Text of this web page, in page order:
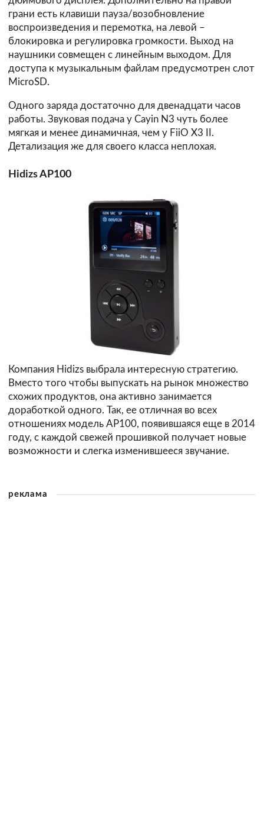
грани есть клавиши пауза/возобновление
воспроизведения и перемотка, на левой –
блокировка и регулировка громкости. Выход на
наушники совмещен с линейным выходом. Для
доступа к музыкальным файлам предусмотрен слот
MicroSD.
Одного заряда достаточно для двенадцати часов
работы. Звуковая подача у Cayin N3 чуть более
мягкая и менее динамичная, чем у FiiO X3 II.
Детализация же для своего класса неплохая.
Hidizs AP100
Компания Hidizs выбрала интересную стратегию.
Вместо того чтобы выпускать на рынок множество
схожих продуктов, она активно занимается
доработкой одного. Так, ее отличная во всех
отношениях модель AP100, появившаяся еще в 2014
году, с каждой свежей прошивкой получает новые
возможности и слегка изменившееся звучание.
реклама